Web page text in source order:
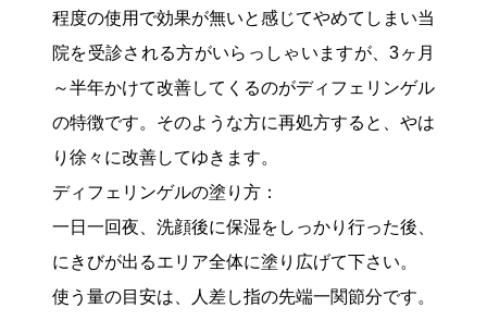
程度の使用で効果が無いと感じてやめてしまい当
院を受診される方がいらっしゃいますが、3ヶ月
～半年かけて改善してくるのがディフェリンゲル
の特徴です。そのような方に再処方すると、やは
り徐々に改善してゆきます。
ディフェリンゲルの塗り方：
一日一回夜、洗顔後に保湿をしっかり行った後、
にきびが出るエリア全体に塗り広げて下さい。
使う量の目安は、人差し指の先端一関節分です。